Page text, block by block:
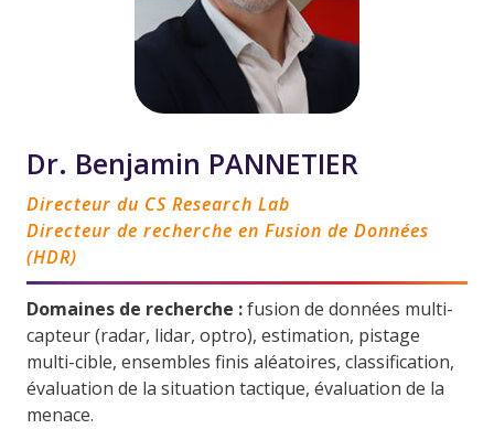
Dr. Benjamin PANNETIER
Directeur du CS Research Lab
Directeur de recherche en Fusion de Données
(HDR)
Domaines de recherche :fusion de données multi-
capteur (radar, lidar, optro), estimation, pistage
multi-cible, ensembles finis aléatoires, classification,
évaluation de la situation tactique, évaluation de la
menace.